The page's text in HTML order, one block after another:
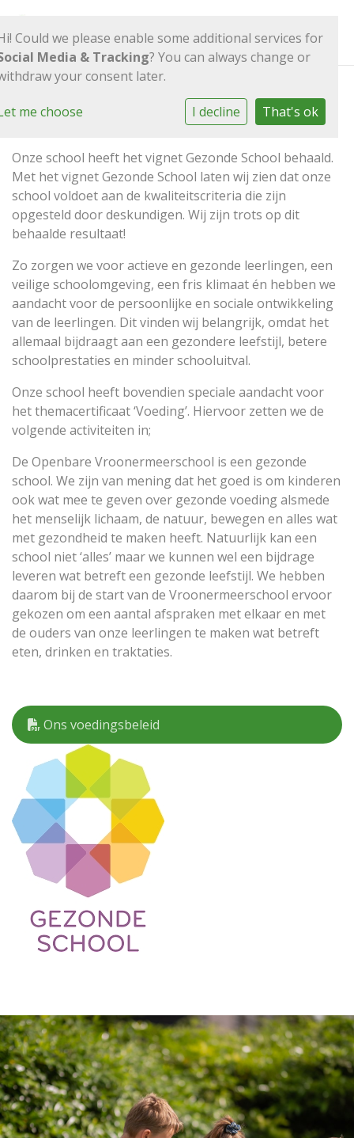
Gezonde school
Onze school heeft het vignet Gezonde School behaald.
Met het vignet Gezonde School laten wij zien dat onze
school voldoet aan de kwaliteitscriteria die zijn
opgesteld door deskundigen. Wij zijn trots op dit
behaalde resultaat!
Zo zorgen we voor actieve en gezonde leerlingen, een
veilige schoolomgeving, een fris klimaat én hebben we
aandacht voor de persoonlijke en sociale ontwikkeling
van de leerlingen. Dit vinden wij belangrijk, omdat het
allemaal bijdraagt aan een gezondere leefstijl, betere
schoolprestaties en minder schooluitval.
Onze school heeft bovendien speciale aandacht voor
het themacertificaat ‘Voeding’. Hiervoor zetten we de
volgende activiteiten in;
De Openbare Vroonermeerschool is een gezonde
school. We zijn van mening dat het goed is om kinderen
ook wat mee te geven over gezonde voeding alsmede
het menselijk lichaam, de natuur, bewegen en alles wat
met gezondheid te maken heeft. Natuurlijk kan een
school niet ‘alles’ maar we kunnen wel een bijdrage
leveren wat betreft een gezonde leefstijl. We hebben
daarom bij de start van de Vroonermeerschool ervoor
gekozen om een aantal afspraken met elkaar en met
de ouders van onze leerlingen te maken wat betreft
eten, drinken en traktaties.
Ons voedingsbeleid
Could we please enable some additional services for
Media & Tracking? You can always change or
your consent later.
me choose I decline That's ok